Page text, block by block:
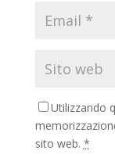
Utilizzando
sito web. *